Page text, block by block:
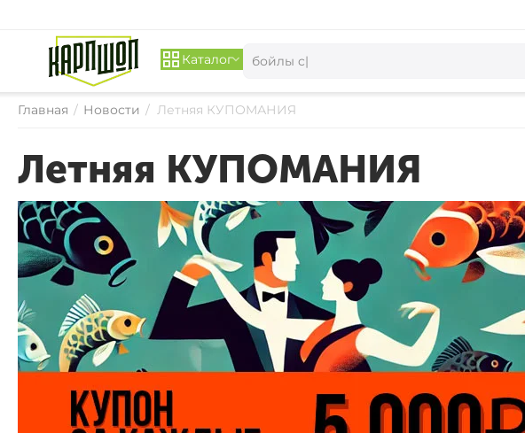
Каталог
Главная / Новости / Летняя КУПОМАНИЯ
Летняя КУПОМАНИЯ